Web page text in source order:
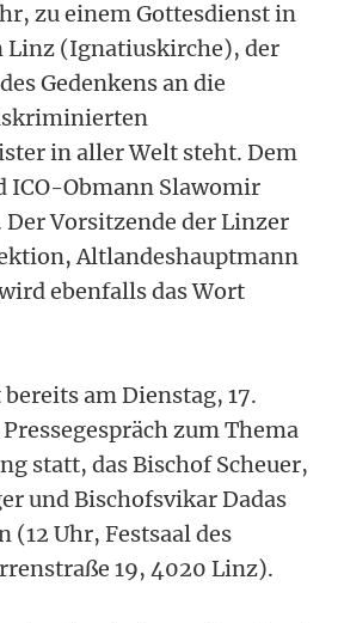
zu einem Gottesdienst in
Linz (Ignatiuskirche), der
Gedenkens an die
in aller Welt steht. Dem
ICO-Obmann Slawomir
Der Vorsitzende der Linzer
Altlandeshauptmann
ebenfalls das Wort
am Dienstag, 17.
zum Thema
statt, das Bischof Scheuer,
und Bischofsvikar Dadas
(12 Uhr, Festsaal des
19, 4020 Linz).